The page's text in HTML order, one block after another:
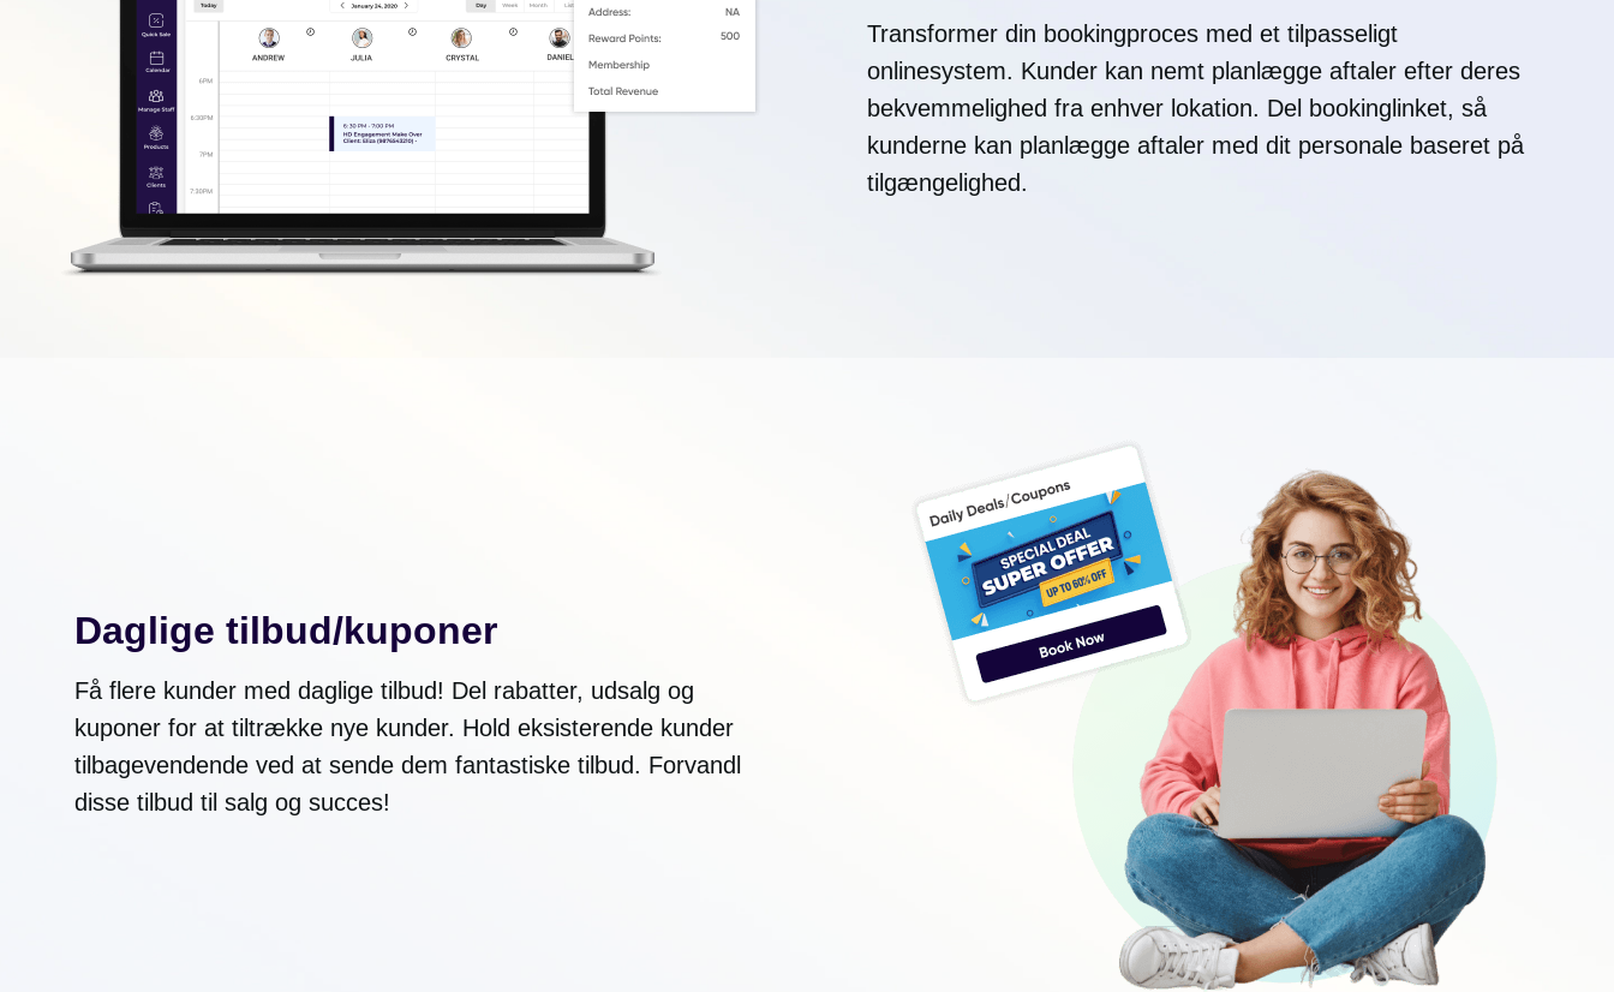
Transformer din bookingproces med et tilpasseligt
onlinesystem. Kunder kan nemt planlægge aftaler efter deres
bekvemmelighed fra enhver lokation. Del bookinglinket, så
kunderne kan planlægge aftaler med dit personale baseret på
tilgængelighed.
Daglige tilbud/kuponer
Få flere kunder med daglige tilbud! Del rabatter, udsalg og
kuponer for at tiltrække nye kunder. Hold eksisterende kunder
tilbagevendende ved at sende dem fantastiske tilbud. Forvandl
disse tilbud til salg og succes!